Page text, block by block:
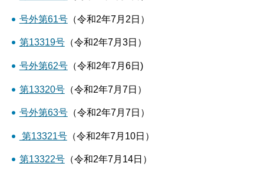
号外第61号（令和2年7月2日）
第13319号（令和2年7月3日）
号外第62号（令和2年7月6日)
第13320号（令和2年7月7日）
号外第63号（令和2年7月7日）
第13321号（令和2年7月10日）
第13322号（令和2年7月14日）